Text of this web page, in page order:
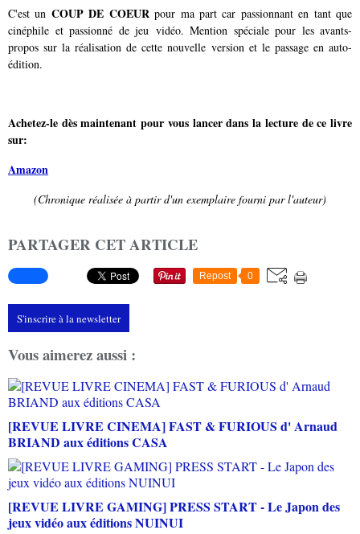
C'est un COUP DE COEURpour ma part car passionnant en tant que
cinéphile et passionné de jeu vidéo. Mention spéciale pour les avants-
propos sur la réalisation de cette nouvelle version et le passage en auto-
édition.
Achetez-le dès maintenant pour vous lancer dans la lecture de ce livre
sur:
Amazon
(Chronique réalisée à partir d'un exemplaire fourni par l'auteur)
PARTAGER CET ARTICLE
Repost 0
S'inscrire à la newsletter
Vous aimerez aussi :
[REVUE LIVRE CINEMA] FAST & FURIOUS d' Arnaud
BRIAND aux éditions CASA
[REVUE LIVRE GAMING] PRESS START - Le Japon des
jeux vidéo aux éditions NUINUI